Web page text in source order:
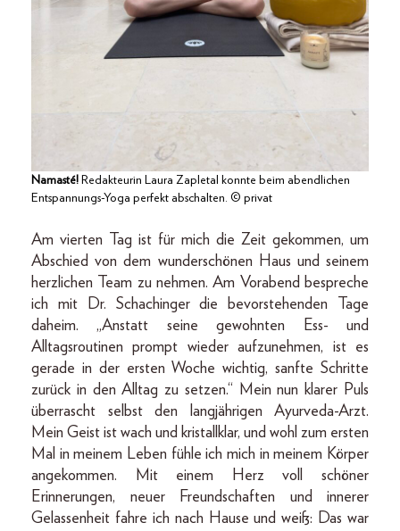
Namasté! Redakteurin Laura Zapletal konnte beim abendlichen
Entspannungs-Yoga perfekt abschalten. © privat
Am vierten Tag ist für mich die Zeit gekommen, um
Abschied von dem wunderschönen Haus und seinem
herzlichen Team zu nehmen. Am Vorabend bespreche
ich mit Dr. Schachinger die bevorstehenden Tage
daheim. „Anstatt seine gewohnten Ess- und
Alltagsroutinen prompt wieder aufzunehmen, ist es
gerade in der ersten Woche wichtig, sanfte Schritte
zurück in den Alltag zu setzen.“ Mein nun klarer Puls
überrascht selbst den langjährigen Ayurveda-Arzt.
Mein Geist ist wach und kristallklar, und wohl zum ersten
Mal in meinem Leben fühle ich mich in meinem Körper
angekommen. Mit einem Herz voll schöner
Erinnerungen, neuer Freundschaften und innerer
Gelassenheit fahre ich nach Hause und weiß: Das war